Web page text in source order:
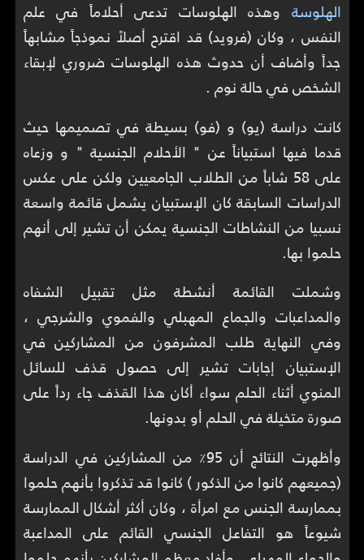
الهلوسة وهذه الهلوسات تدعى أحلاماً في علم
النفس ، وكان (فرويد) قد اقترح أصلاً نموذجاً مشابهاً
جداً وأضاف أن حدوث هذه الهلوسات ضروري لإبقاء
الشخص في حالة نوم .
كانت دراسة (يو) و (فو) بسيطة في تصميمها حيث
قدما فيها استبياناً عن " الأحلام الجنسية " و وزعاه
على 58 شاباً من الطلاب الجامعيين ولكن على عكس
الدراسات السابقة كان الإستبيان يشمل قائمة واسعة
نسبيا من النشاطات الجنسية يمكن أن تشير إلى أنهم
حلموا بها.
وشملت القائمة أنشطة مثل تقبيل الشفاه
والمداعبات والجماع المهبلي والفموي والشرجي ،
وفي النهاية طلب المشرفون من المشاركين في
الإستبيان إجابات تشير إلى حصول قذف للسائل
المنوي أثناء الحلم سواء أكان هذا القذف جاء رداً على
صورة متخيلة في الحلم أو بدونها.
وأظهرت النتائج أن 95٪ من المشاركين في الدراسة
(جميعهم كانوا من الذكور ) كانوا قد تذكروا بأنهم حلموا
بممارسة الجنس مع امرأة ، وكان أكثر أشكال الممارسة
شيوعاً هو التفاعل الجنسي القائم على المداعبة